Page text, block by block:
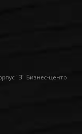
"З" Бизнес-центр